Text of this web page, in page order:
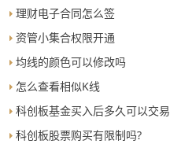
理财电子合同怎么签
资管小集合权限开通
均线的颜色可以修改吗
怎么查看相似K线
科创板基金买入后多久可以交易
科创板股票购买有限制吗?